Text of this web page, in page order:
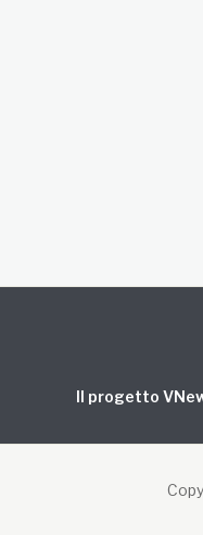
Il progetto